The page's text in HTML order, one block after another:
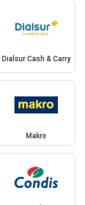
Dialsur Cash & Carry
Makro